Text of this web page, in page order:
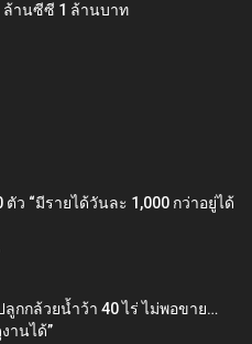
ล้านซีซี 1 ล้านบาท
ตัว “มีรายได้วันละ 1,000 กว่าอยู่ได้
ลูกกล้วยน้ำว้า 40 ไร่ ไม่พอขาย…
านได้”‬